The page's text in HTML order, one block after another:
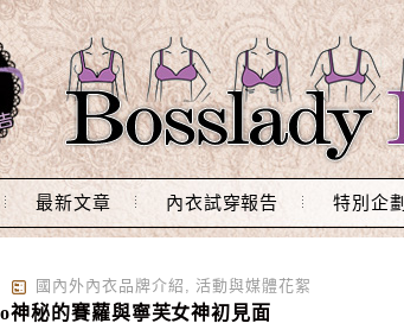
最新文章 內衣試穿報告 特別企劃
國內外內衣品牌介紹 , 活動與媒體花絮
神秘的賽蘿與寧芙女神初見面